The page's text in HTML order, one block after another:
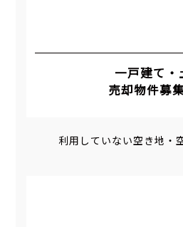
一戸建て・
売却物件募
利用していない空き地・